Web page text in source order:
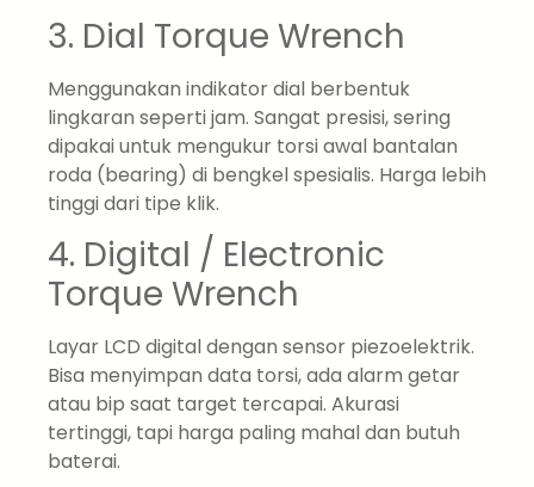
3. Dial Torque Wrench
Menggunakan indikator dial berbentuk
lingkaran seperti jam. Sangat presisi, sering
dipakai untuk mengukur torsi awal bantalan
roda (bearing) di bengkel spesialis. Harga lebih
tinggi dari tipe klik.
4. Digital / Electronic
Torque Wrench
Layar LCD digital dengan sensor piezoelektrik.
Bisa menyimpan data torsi, ada alarm getar
atau bip saat target tercapai. Akurasi
tertinggi, tapi harga paling mahal dan butuh
baterai.